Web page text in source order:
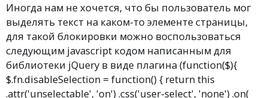
Иногда нам не хочется, что бы пользователь мог
выделять текст на каком-то элементе страницы,
для такой блокировки можно воспользоваться
следующим javascript кодом написанным для
библиотеки jQuery в виде плагина (function($){
$.fn.disableSelection = function() { return this
.attr('unselectable', 'on') .css('user-select', 'none') .on(